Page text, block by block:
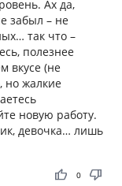
Ах да,
забыл – не
так что –
полезнее
вкусе (не
но жалкие
новую работу.
девочка… лишь
thumb_up thumb_down
0